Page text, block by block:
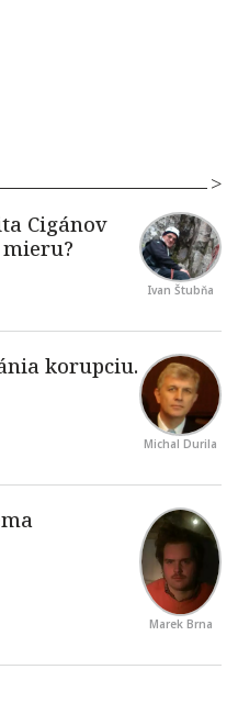
Ivan Štubňa
Michal Durila
Marek Brna